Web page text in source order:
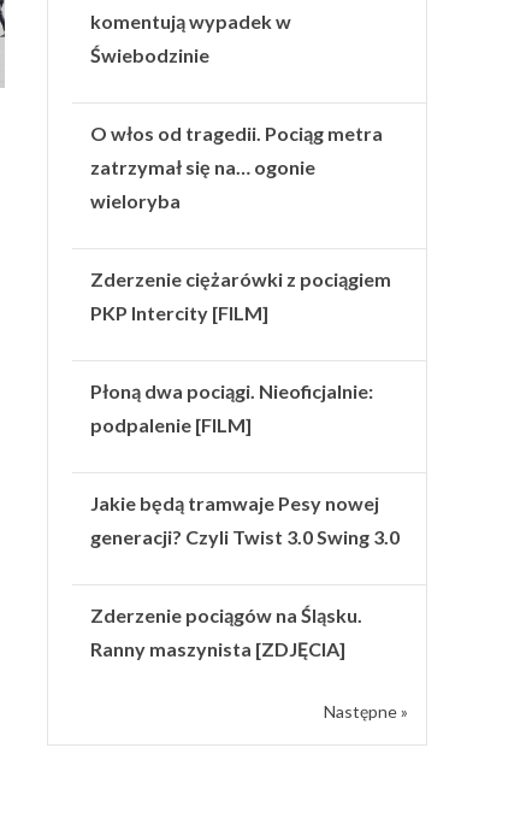
komentują wypadek w
Świebodzinie
O włos od tragedii. Pociąg metra
zatrzymał się na… ogonie
wieloryba
Zderzenie ciężarówki z pociągiem
PKP Intercity [FILM]
Płoną dwa pociągi. Nieoficjalnie:
podpalenie [FILM]
Jakie będą tramwaje Pesy nowej
generacji? Czyli Twist 3.0 Swing 3.0
Zderzenie pociągów na Śląsku.
Ranny maszynista [ZDJĘCIA]
Następne »